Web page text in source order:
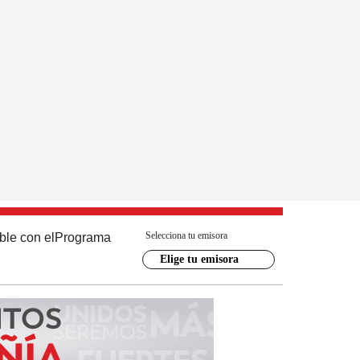
con el Programa Selecciona tu emisora
Elige tu emisora